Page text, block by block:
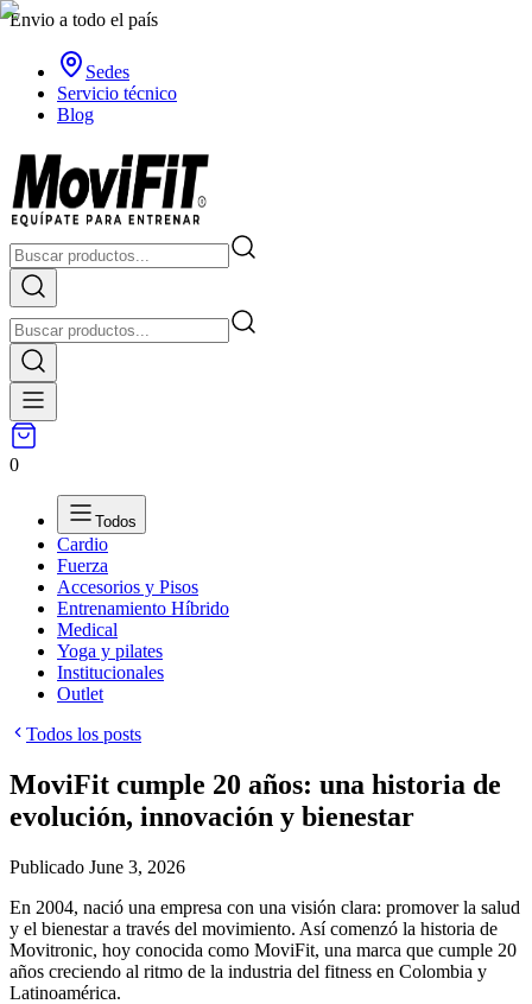
Envio a todo el país
Sedes
Servicio técnico
Blog
0
Todos
Cardio
Fuerza
Accesorios y Pisos
Entrenamiento Híbrido
Medical
Yoga y pilates
Institucionales
Outlet
Todos los posts
MoviFit cumple 20 años: una historia de
evolución, innovación y bienestar
Publicado June 3, 2026
En 2004, nació una empresa con una visión clara: promover la salud
y el bienestar a través del movimiento. Así comenzó la historia de
Movitronic, hoy conocida como MoviFit, una marca que cumple 20
años creciendo al ritmo de la industria del fitness en Colombia y
Latinoamérica.